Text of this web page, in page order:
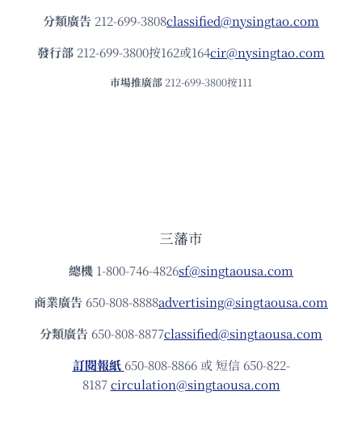
分類廣告 212-699-3808classified@nysingtao.com
發⾏部 212-699-3800按162或164cir@nysingtao.com
市場推廣部 212-699-3800按111
三藩市
總機 1-800-746-4826sf@singtaousa.com
商業廣告 650-808-8888advertising@singtaousa.com
分類廣告 650-808-8877classified@singtaousa.com
訂閱報紙 650-808-8866 或 短信 650-822-
8187circulation@singtaousa.com